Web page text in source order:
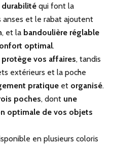
qui font la
anses et le rabat ajoutent
, et la bandoulière réglable
optimal.
protège vos affaires, tandis
extérieurs et la poche
pratique et organisé.
poches, dont une
optimale de vos objets
en plusieurs coloris